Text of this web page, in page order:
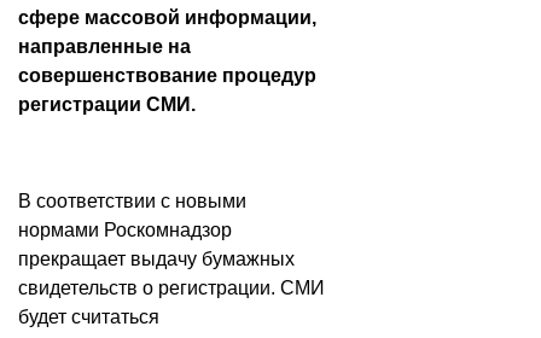
сфере массовой информации,
направленные на
совершенствование процедур
регистрации СМИ.
В соответствии с новыми
нормами Роскомнадзор
прекращает выдачу бумажных
свидетельств о регистрации. СМИ
будет считаться